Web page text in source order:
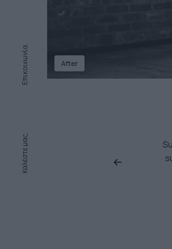
Καλέστε μας.
Επικοινωνία. After
and customize. Customer
documentation is very